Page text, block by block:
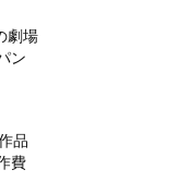
劇場
ン
品
費